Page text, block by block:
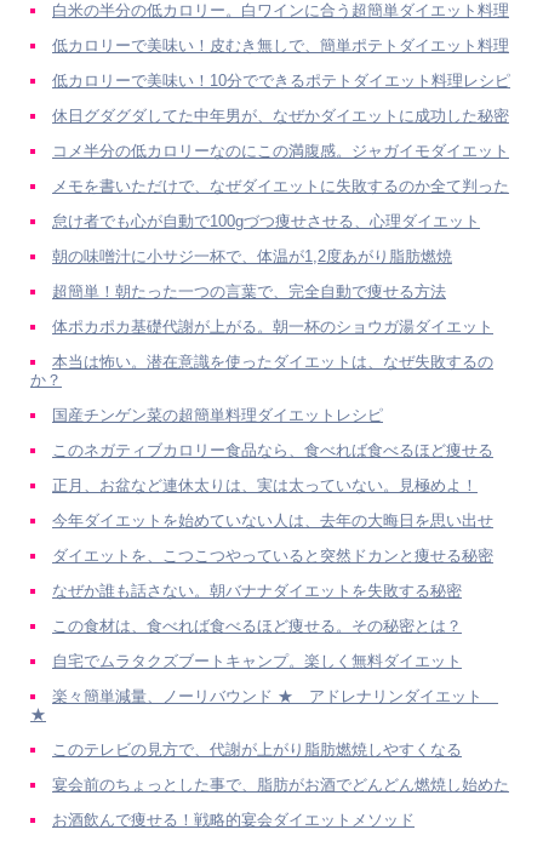
白米の半分の低カロリー。白ワインに合う超簡単ダイエット料理
低カロリーで美味い！皮むき無しで、簡単ポテトダイエット料理
低カロリーで美味い！10分でできるポテトダイエット料理レシピ
休日グダグダしてた中年男が、なぜかダイエットに成功した秘密
コメ半分の低カロリーなのにこの満腹感。ジャガイモダイエット
メモを書いただけで、なぜダイエットに失敗するのか全て判った
怠け者でも心が自動で100gづつ痩せさせる、心理ダイエット
朝の味噌汁に小サジ一杯で、体温が1,2度あがり脂肪燃焼
超簡単！朝たった一つの言葉で、完全自動で痩せる方法
体ポカポカ基礎代謝が上がる。朝一杯のショウガ湯ダイエット
本当は怖い。潜在意識を使ったダイエットは、なぜ失敗するの
か？
国産チンゲン菜の超簡単料理ダイエットレシピ
このネガティブカロリー食品なら、食べれば食べるほど痩せる
正月、お盆など連休太りは、実は太っていない。見極めよ！
今年ダイエットを始めていない人は、去年の大晦日を思い出せ
ダイエットを、こつこつやっていると突然ドカンと痩せる秘密
なぜか誰も話さない。朝バナナダイエットを失敗する秘密
この食材は、食べれば食べるほど痩せる。その秘密とは？
自宅でムラタクズブートキャンプ。楽しく無料ダイエット
楽々簡単減量、ノーリバウンド ★ アドレナリンダイエット
★
このテレビの見方で、代謝が上がり脂肪燃焼しやすくなる
宴会前のちょっとした事で、脂肪がお酒でどんどん燃焼し始めた
お酒飲んで痩せる！戦略的宴会ダイエットメソッド